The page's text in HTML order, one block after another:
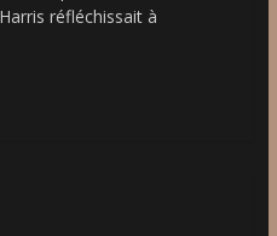
réfléchissait à